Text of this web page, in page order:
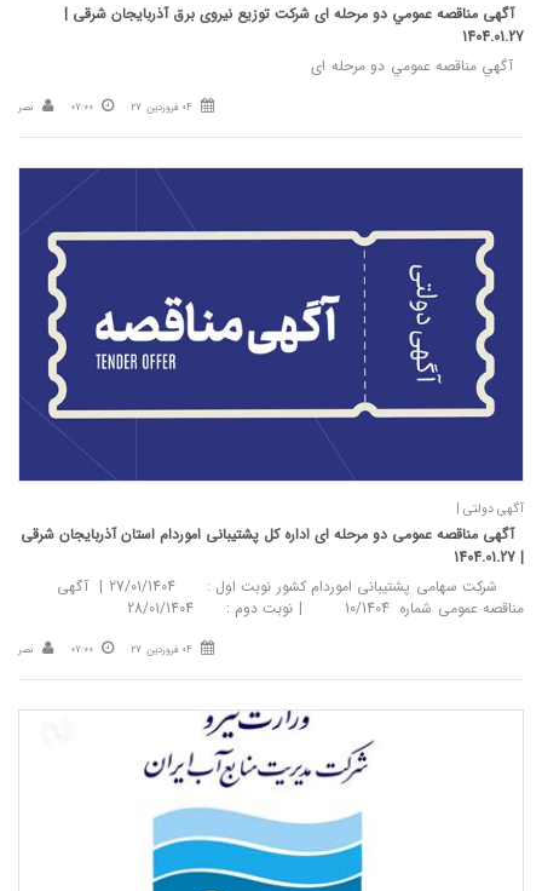
آگهی مناقصه عمومي دو مرحله ای شركت توزيع نيروی برق آذربايجان شرقی |
1404.01.27
آگهي مناقصه عمومي دو مرحله ای
04 فروردین 27 07:00 نصر
آگهی دولتی |
آگهی مناقصه عمومی دو مرحله ای اداره کل پشتیبانی اموردام استان آذربایجان شرقی
| 1404.01.27
شرکت سهامی پشتیبانی اموردام کشور نوبت اول : 27/01/1404 | آگهی
مناقصه عمومی شماره 10/1404 | نوبت دوم : 28/01/1404
04 فروردین 27 07:00 نصر